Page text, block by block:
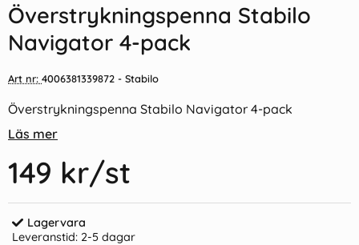
55 kr/st 59 kr/st
Överstrykningspenna Stabilo
Navigator 4-pack
Art nr: 4006381339872 - Stabilo
Överstrykningspenna Stabilo Navigator 4-pack
Läs mer
149 kr/st
Lagervara
Leveranstid: 2-5 dagar